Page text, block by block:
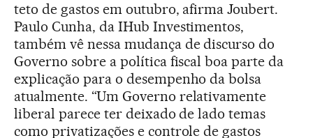
teto de gastos em outubro, afirma Joubert.
Paulo Cunha, da IHub Investimentos,
também vê nessa mudança de discurso do
Governo sobre a política fiscal boa parte da
explicação para o desempenho da bolsa
atualmente. “Um Governo relativamente
liberal parece ter deixado de lado temas
como privatizações e controle de gastos